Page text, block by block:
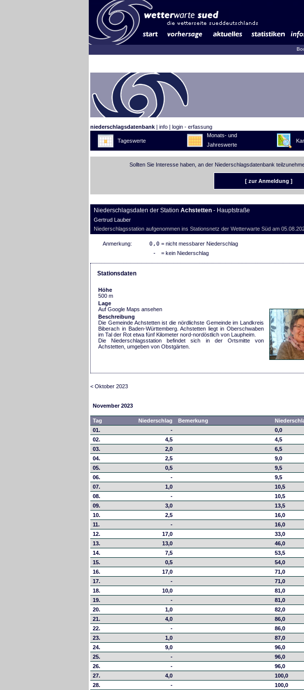
niederschlagsdatenbank| info| login - erfassung
Tageswerte
Monats- und
Jahreswerte
Sollten Sie Interesse haben, an der Niederschlagsdatenbank
[ zur Anmeldung ]
Niederschlagsdaten der Station Achstetten- Hauptstraße
Gertrud Lauber
Niederschlagsstation aufgenommen ins Stationsnetz der Wetterwarte Süd am
Anmerkung: 0,0 = nicht messbarer Niederschlag
- = kein Niederschlag
Stationsdaten
Höhe
500 m
Lage
Auf Google Maps ansehen
Beschreibung
Die Gemeinde Achstetten ist die nördlichste Gemeinde im Landkreis
Biberach in Baden-Württemberg. Achstetten liegt in Oberschwaben
im Tal der Rot etwa fünf Kilometer nord-nordöstlich von Laupheim.
Die Niederschlagsstation befindet sich in der Ortsmitte von
Achstetten, umgeben von Obstgärten.
< Oktober 2023
November 2023
Tag Niederschlag Bemerkung
01.
-
0,0
02.
4,5
4,5
03.
2,0
6,5
04.
2,5
9,0
05.
0,5
9,5
06.
-
9,5
07.
1,0
10,5
08.
-
10,5
09.
3,0
13,5
10.
2,5
16,0
11.
-
16,0
12.
17,0
33,0
13.
13,0
46,0
14.
7,5
53,5
15.
0,5
54,0
16.
17,0
71,0
17.
-
71,0
18.
10,0
81,0
19.
-
81,0
20.
1,0
82,0
21.
4,0
86,0
22.
-
86,0
23.
1,0
87,0
24.
9,0
96,0
25.
-
96,0
26.
-
96,0
27.
4,0
100,0
28.
-
100,0